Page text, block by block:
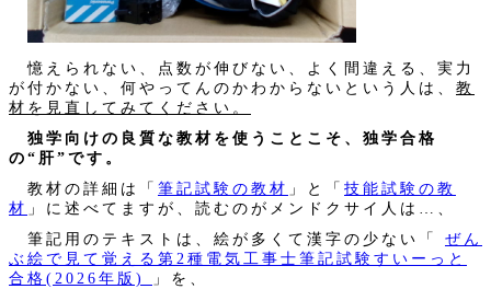
憶えられない、点数が伸びない、よく間違える、実力
が付かない、何やってんのかわからないという人は、 教
材を見直してみてください。
独学向けの良質な教材を使うことこそ、独学合格
の“肝”です。
教材の詳細は「 筆記試験の教材 」と「 技能試験の教
材 」に述べてますが、読むのがメンドクサイ人は…、
筆記用のテキストは、絵が多くて漢字の少ない「
ぜん
ぶ絵で見て覚える第2種電気工事士筆記試験すいーっと
合格(2026年版)
」を、